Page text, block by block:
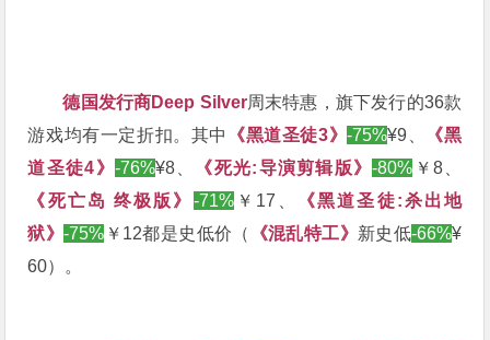
德国发行商Deep Silver周末特惠，旗下发行的36款
游戏均有一定折扣。其中
《黑道圣徒3》-75%¥9、
《黑
道圣徒4》 -76%¥8、 《死光:导演剪辑版》-80% ￥8、
《死亡岛 终极版》 -71%￥17、
《黑道圣徒:杀出地
狱》-75% ￥12都是史低价（ 《混乱特工》 新史低-66%¥
60）。